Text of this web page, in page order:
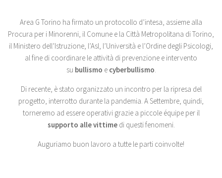
Area G Torino ha firmato un protocollo d’intesa, assieme alla
Procura per i Minorenni, il Comune e la Città Metropolitana di Torino,
il Ministero dell’Istruzione, l’Asl, l’Università e l’Ordine degli Psicologi,
al fine di coordinare le attività di prevenzione e intervento
su bullismo e cyberbullismo.
Di recente, è stato organizzato un incontro per la ripresa del
progetto, interrotto durante la pandemia. A Settembre, quindi,
torneremo ad essere operativi grazie a piccole équipe per il
supporto alle vittimedi questi fenomeni.
Auguriamo buon lavoro a tutte le parti coinvolte!